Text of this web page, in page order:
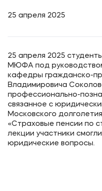
25 апреля 2025
25 апреля 2025
МЮФА под
кафедры гражданско-
Владимировича
профессионально-
cвязанное с
Московского
«Страховые пенсии по
лекции участники
юридические вопросы.